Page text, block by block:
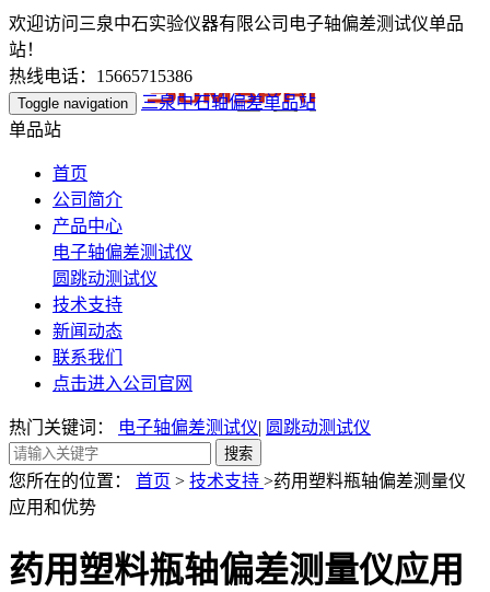
欢迎访问三泉中石实验仪器有限公司电子轴偏差测试仪单品
站！
热线电话：15665715386
Toggle navigation
三泉中石轴偏差单品站
单品站
首页
公司简介
产品中心
电子轴偏差测试仪
圆跳动测试仪
技术支持
新闻动态
联系我们
点击进入公司官网
热门关键词： 电子轴偏差测试仪| 圆跳动测试仪
您所在的位置： 首页 > 技术支持 >药用塑料瓶轴偏差测量仪
应用和优势
药用塑料瓶轴偏差测量仪应用